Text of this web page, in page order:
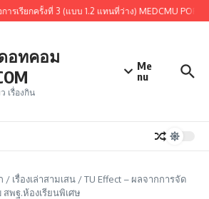
รเรียกครั้งที่ 3 (แบบ 1.2 แทนที่ว่าง) MEDCMU
อทคอม
ว เรื่องกิน
Me
nu
/ เรื่องเล่าสามเสน /TU Effect – ผลจากการจัด
พฐ.ห้องเรียนพิเศษ